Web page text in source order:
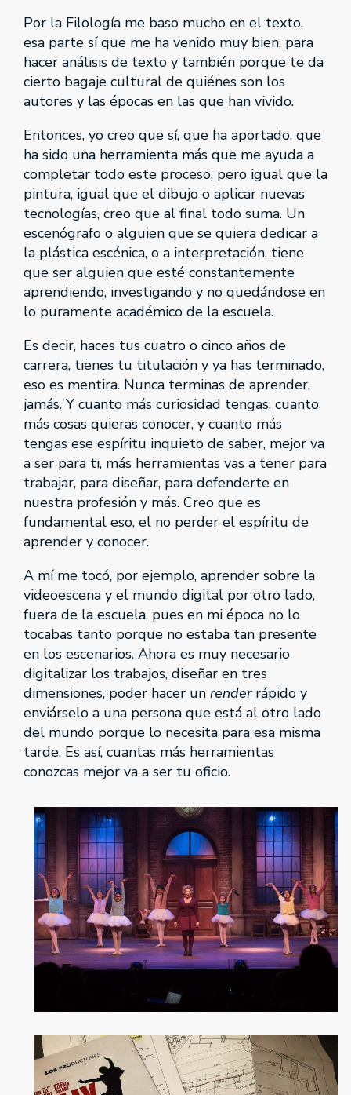
Por la Filología me baso mucho en el texto,
esa parte sí que me ha venido muy bien, para
hacer análisis de texto y también porque te da
cierto bagaje cultural de quiénes son los
autores y las épocas en las que han vivido.
Entonces, yo creo que sí, que ha aportado, que
ha sido una herramienta más que me ayuda a
completar todo este proceso, pero igual que la
pintura, igual que el dibujo o aplicar nuevas
tecnologías, creo que al final todo suma. Un
escenógrafo o alguien que se quiera dedicar a
la plástica escénica, o a interpretación, tiene
que ser alguien que esté constantemente
aprendiendo, investigando y no quedándose en
lo puramente académico de la escuela.
Es decir, haces tus cuatro o cinco años de
carrera, tienes tu titulación y ya has terminado,
eso es mentira. Nunca terminas de aprender,
jamás. Y cuanto más curiosidad tengas, cuanto
más cosas quieras conocer, y cuanto más
tengas ese espíritu inquieto de saber, mejor va
a ser para ti, más herramientas vas a tener para
trabajar, para diseñar, para defenderte en
nuestra profesión y más. Creo que es
fundamental eso, el no perder el espíritu de
aprender y conocer.
A mí me tocó, por ejemplo, aprender sobre la
videoescena y el mundo digital por otro lado,
fuera de la escuela, pues en mi época no lo
tocabas tanto porque no estaba tan presente
en los escenarios. Ahora es muy necesario
digitalizar los trabajos, diseñar en tres
dimensiones, poder hacer un renderrápido y
enviárselo a una persona que está al otro lado
del mundo porque lo necesita para esa misma
tarde. Es así, cuantas más herramientas
conozcas mejor va a ser tu oficio.